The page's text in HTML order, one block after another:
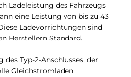
Ladeleistung des Fahrzeugs
eine Leistung von bis zu 43
Ladevorrichtungen sind
Herstellern Standard.
Typ-2-Anschlusses, der
Gleichstromladen